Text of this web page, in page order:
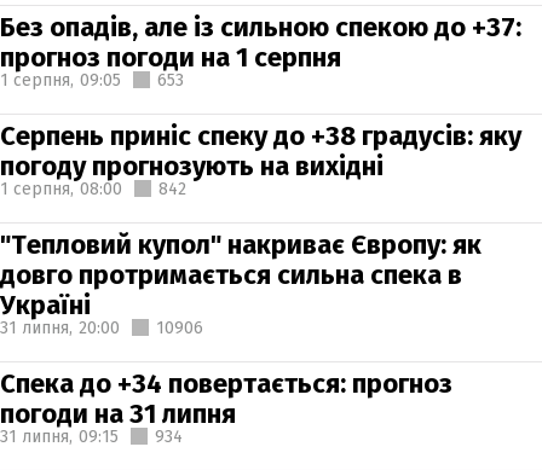
Без опадів, але із сильною спекою до +37:
прогноз погоди на 1 серпня
1 серпня, 09:05 653
Серпень приніс спеку до +38 градусів: яку
погоду прогнозують на вихідні
1 серпня, 08:00 842
"Тепловий купол" накриває Європу: як
довго протримається сильна спека в
Україні
31 липня, 20:00 10906
Спека до +34 повертається: прогноз
погоди на 31 липня
31 липня, 09:15 934